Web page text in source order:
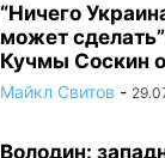
“Ничего
может
Кучмы Соскин
Майкл Свитов -
Володин: